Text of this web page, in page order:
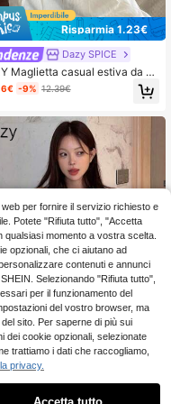
Risparmia 1.23€
Dazy SPICE
Maglietta casual estiva da do
in maglia leggera, con colletto,
corte e patchwork a contr
-9% 12.39€
#messychic
0
per fornire il servizio richiesto e
Potete "Rifiuta tutto", "Accetta
momento a vostra scelta.
opzionali, che ci aiutano ad
contenuti e annunci
Selezionando "Rifiuta tutto",
per il funzionamento del
del vostro browser, ma
sito. Per saperne di più sui
dei cookie opzionali, selezionate
trattiamo i dati che raccogliamo,
privacy.
Accetta tutto